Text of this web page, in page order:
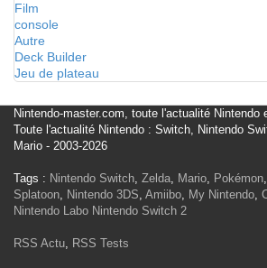
Film
console
Autre
Deck Builder
Jeu de plateau
Nintendo-master.com, toute l'actualité Nintendo
Toute l'actualité Nintendo : Switch, Nintendo
Mario - 2003-2026
Tags : Nintendo Switch, Zelda, Mario, Pokémon,
Splatoon, Nintendo 3DS, Amiibo, My Nintendo,
Nintendo Labo Nintendo Switch 2
RSS Actu, RSS Tests